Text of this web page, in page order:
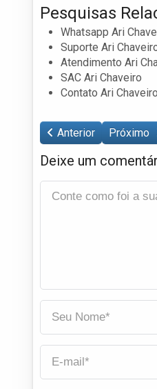
Pesquisas
Whatsapp Ari
Suporte Ari
Atendimento Ari
SAC Ari Chaveiro
Contato Ari Chaveiro
Anterior Próximo
Deixe um